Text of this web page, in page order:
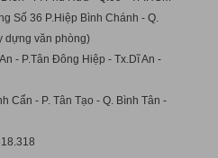
Số 36 P.Hiệp Bình Chánh - Q.
dựng văn phòng)
- P.Tân Đông Hiệp - Tx.Dĩ An -
Cẩn - P. Tân Tạo - Q. Bình Tân -